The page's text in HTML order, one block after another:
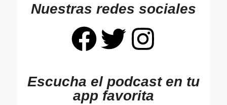
Nuestras redes sociales
Escucha el podcast en tu
app favorita